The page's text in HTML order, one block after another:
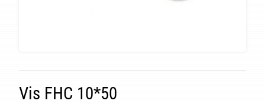
Vis FHC 10*50